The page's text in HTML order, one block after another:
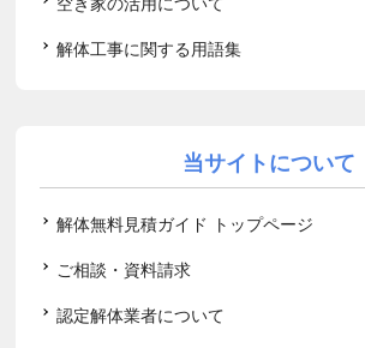
解体工事に関する用語集
当サイトについて
解体無料見積ガイド トップページ
ご相談・資料請求
認定解体業者について